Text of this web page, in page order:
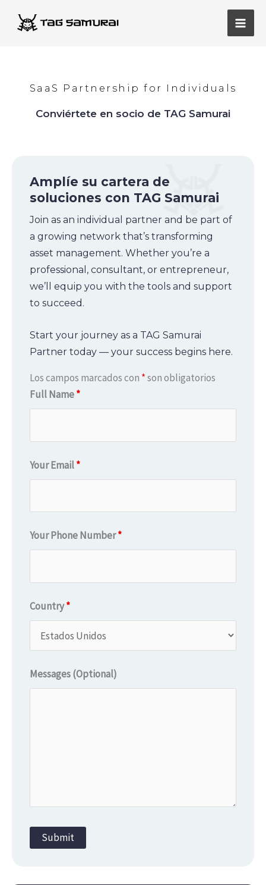
SaaS Partnership for Individuals
Conviértete en socio de TAG Samurai
Amplíe su cartera de
soluciones con TAG Samurai
Join as an individual partner and be part of
a growing network that’s transforming
asset management. Whether you’re a
professional, consultant, or entrepreneur,
we’ll equip you with the tools and support
to succeed.
Start your journey as a TAG Samurai
Partner today — your success begins here.
Los campos marcados con *son obligatorios
Full Name*
Your Email*
Your Phone Number*
Country*
Messages (Optional)